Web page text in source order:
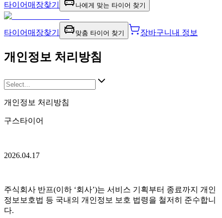
타이어 매장찾기 나에게 맞는 타이어 찾기
타이어 매장찾기 맞춤 타이어 찾기 장바구니 내 정보
개인정보 처리방침
개인정보 처리방침
구스타이어
2026.04.17
주식회사 반프(이하 ‘회사’)는 서비스 기획부터 종료까지 개인
정보보호법 등 국내의 개인정보 보호 법령을 철저히 준수합니
다.